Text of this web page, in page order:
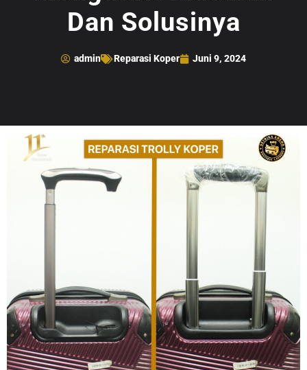
Dan Solusinya
admin Reparasi Koper Juni 9, 2024